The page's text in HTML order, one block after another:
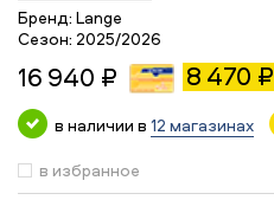
Бренд: Lange
Сезон: 2025/2026
16 940 ₽ 8 470 ₽
в наличии в 12 магазинах
в избранное